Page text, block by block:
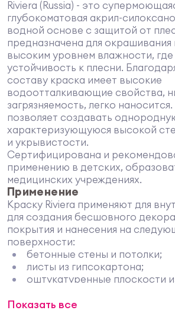
Riviera (Russia) - это
глубокоматовая акрил-
водной основе с защитой от
предназначена для
высоким уровнем влажности, где
устойчивость к плесни.
составу краска имеет высокие
водоотталкивающие свойства,
загрязняемость, легко
позволяет создавать
характеризующуюся высокой
и укрывистости.
Сертифицирована и
применению в детских,
медицинских учреждениях.
Применение
Краску Riviera применяют для
для создания бесшовного
покрытия и нанесения на
поверхности:
бетонные стены и потолки;
листы из гипсокартона;
оштукатуренные плоскости
кирпичную кладку;
Показать все